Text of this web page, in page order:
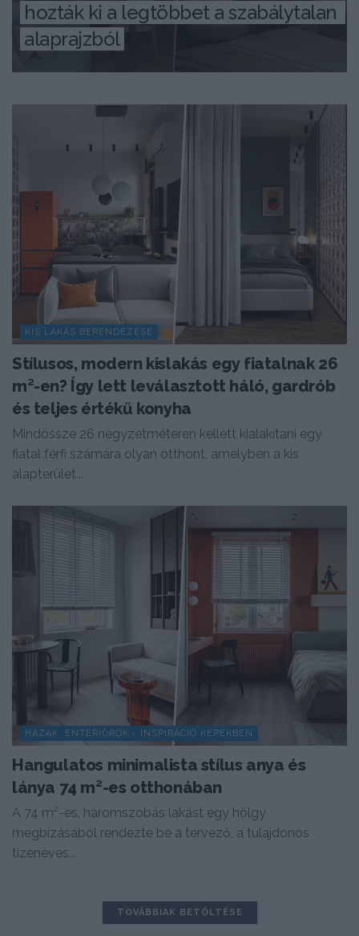
hozták ki a legtöbbet a szabálytalan
alaprajzból
KIS LAKÁS BERENDEZÉSE
Stílusos, modern kislakás egy fiatalnak 26
m²-en? Így lett leválasztott háló, gardrób
és teljes értékű konyha
Mindössze 26 négyzetméteren kellett kialakítani egy
fiatal férfi számára olyan otthont, amelyben a kis
alapterület...
HÁZAK, ENTERIŐRÖK - INSPIRÁCIÓ KÉPEKBEN
Hangulatos minimalista stílus anya és
lánya 74 m²-es otthonában
A 74 m²-es, háromszobás lakást egy hölgy
megbízásából rendezte be a tervező, a tulajdonos
tizenéves...
TOVÁBBIAK BETÖLTÉSE